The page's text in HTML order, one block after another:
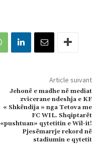
Article suivant
Jehonë e madhe në mediat
zvicerane ndeshja e KF
« Shkëndija » nga Tetova me
FC WIL. Shqiptarët
«pushtuan» qytetitin e Wil-it!
Pjesëmarrje rekord në
stadiumin e qytetit